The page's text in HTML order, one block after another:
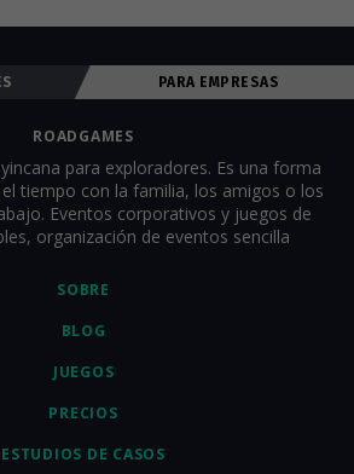
del inicio del juego. Los
seguir a todos los equipos en línea en
proporcionamos completo
dentro de la aplicación. Para obtener
del juego y todas las tareas,
se juega?" .
PARA EMPRESAS
SOBRE
BLOG
JUEGOS
PRECIOS
ESTUDIOS DE CASOS
ROADGAMES
para exploradores. Es una forma
tiempo con la familia, los amigos o los
Eventos corporativos y juegos de
organización de eventos sencilla